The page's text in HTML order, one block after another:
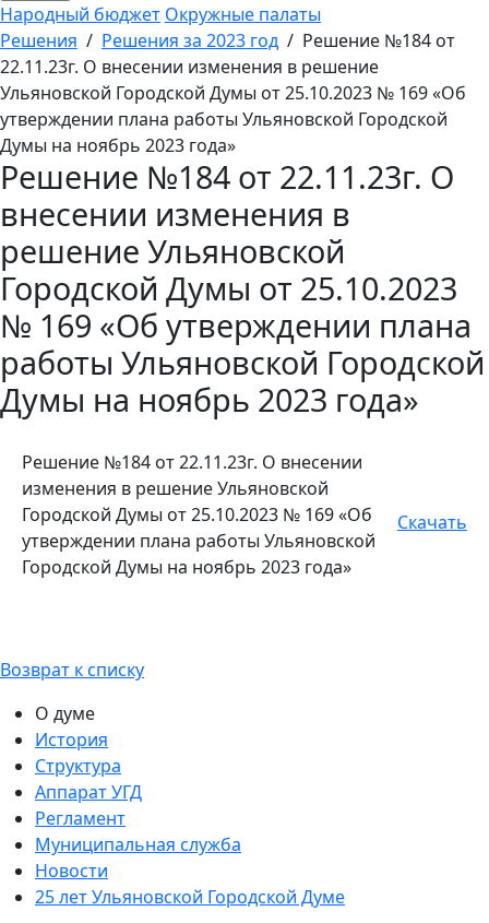
Народный бюджет Окружные палаты
Решения / Решения за 2023 год / Решение №184 от
22.11.23г. О внесении изменения в решение
Ульяновской Городской Думы от 25.10.2023 № 169 «Об
утверждении плана работы Ульяновской Городской
Думы на ноябрь 2023 года»
Решение №184 от 22.11.23г. О
внесении изменения в
решение Ульяновской
Городской Думы от 25.10.2023
№ 169 «Об утверждении плана
работы Ульяновской Городской
Думы на ноябрь 2023 года»
Решение №184 от 22.11.23г. О внесении
изменения в решение Ульяновской
Городской Думы от 25.10.2023 № 169 «Об
утверждении плана работы Ульяновской
Городской Думы на ноябрь 2023 года»
Скачать
Возврат к списку
О думе
История
Структура
Аппарат УГД
Регламент
Муниципальная служба
Новости
25 лет Ульяновской Городской Думе